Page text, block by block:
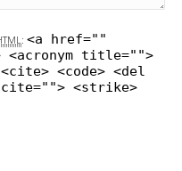
: <a href=""
title="">
<code> <del
cite=""> <strike>